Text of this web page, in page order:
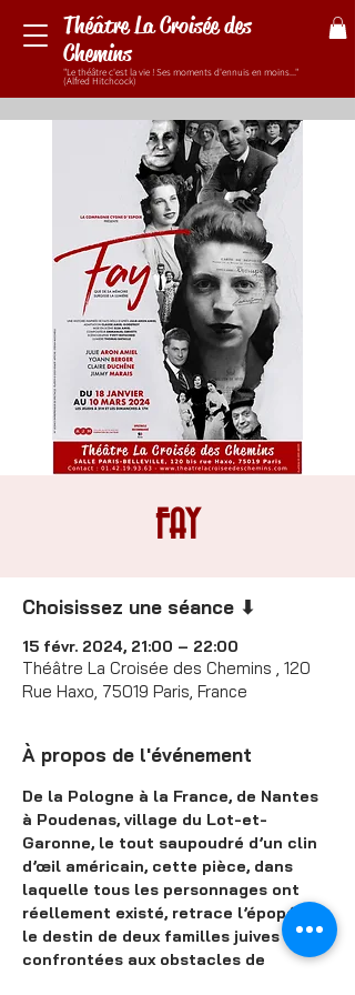
Théâtre La Croisée des
Chemins
"Le théâtre c'est la vie ! Ses moments d'ennuis en moins..."
(Alfred Hitchcock)
FAY
Choisissez une séance ⬇
15 févr. 2024, 21:00 – 22:00
Théâtre La Croisée des Chemins , 120
Rue Haxo, 75019 Paris, France
À propos de l'événement
De la Pologne à la France, de Nantes
à Poudenas, village du Lot-et-
Garonne, le tout saupoudré d’un clin
d’œil américain, cette pièce, dans
laquelle tous les personnages ont
réellement existé, retrace l’épopée et
le destin de deux familles juives
confrontées aux obstacles de